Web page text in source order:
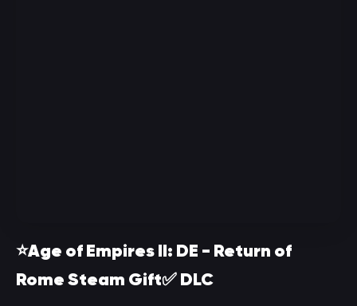
⭐Age of Empires II: DE - Return of
Rome Steam Gift✅ DLC